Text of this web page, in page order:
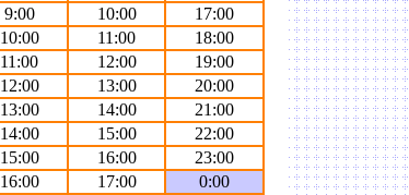
9:00
10:00
17:00
10:00
11:00
18:00
11:00
12:00
19:00
12:00
13:00
20:00
13:00
14:00
21:00
14:00
15:00
22:00
15:00
16:00
23:00
16:00
17:00
0:00